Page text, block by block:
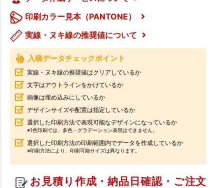
印刷カラー見本（PANTONE）
実線・ヌキ線の推奨値について
入稿データチェックポイント
実線・ヌキ線の推奨値はクリアしているか
文字はアウトラインをかけているか
画像は埋め込みにしているか
デザインサイズや配置は指定しているか
選択した印刷方法で表現可能なデザインになっているか
※1色印刷では、多色・グラデーション表現はできません。
選択した印刷方法の印刷範囲内でデータを作成しているか
※印刷方法により、印刷可能サイズは異なります。
お見積り作成・納品日確認・ご注文